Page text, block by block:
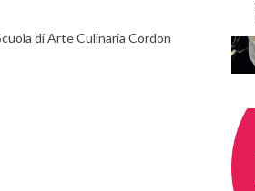
di Arte Culinaria Cordon